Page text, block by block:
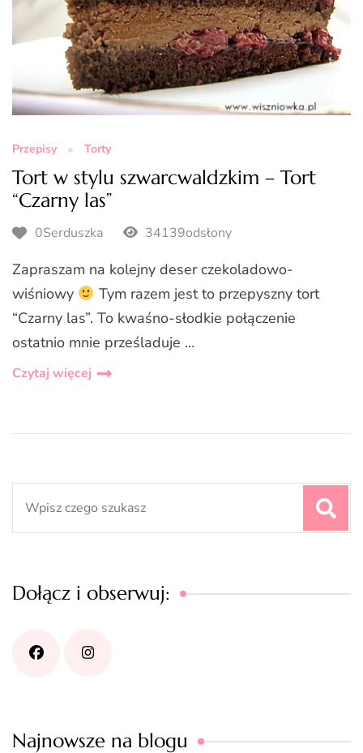
Przepisy Torty
Tort w stylu szwarcwaldzkim – Tort
“Czarny las”
0Serduszka 34139odsłony
Zapraszam na kolejny deser czekoladowo-
wiśniowy
Tym razem jest to przepyszny tort
“Czarny las”. To kwaśno-słodkie połączenie
ostatnio mnie prześladuje …
Czytaj więcej
Dołącz i obserwuj:
Najnowsze na blogu